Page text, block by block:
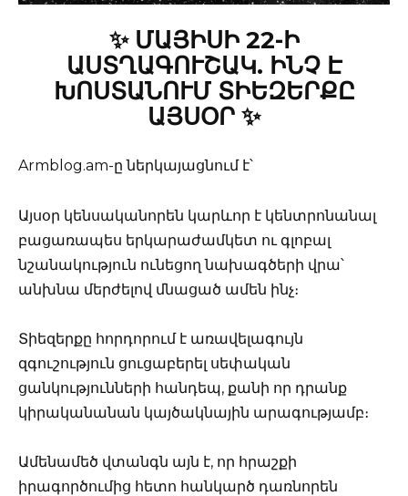
✨ ՄԱՅԻՍԻ 22-Ի
ԱՍՏՂԱԳՈՒՇԱԿ. ԻՆՉ Է
ԽՈՍՏԱՆՈՒՄ ՏԻԵԶԵՐՔԸ
ԱՅՍՕՐ ✨
Armblog.am-ը ներկայացնում է՝
Այսօր կենսականորեն կարևոր է կենտրոնանալ
բացառապես երկարաժամկետ ու գլոբալ
նշանակություն ունեցող նախագծերի վրա՝
անխնա մերժելով մնացած ամեն ինչ։
Տիեզերքը հորդորում է առավելագույն
զգուշություն ցուցաբերել սեփական
ցանկությունների հանդեպ, քանի որ դրանք
կիրականանան կայծակնային արագությամբ։
Ամենամեծ վտանգն այն է, որ հրաշքի
իրագործումից հետո հանկարծ դառնորեն